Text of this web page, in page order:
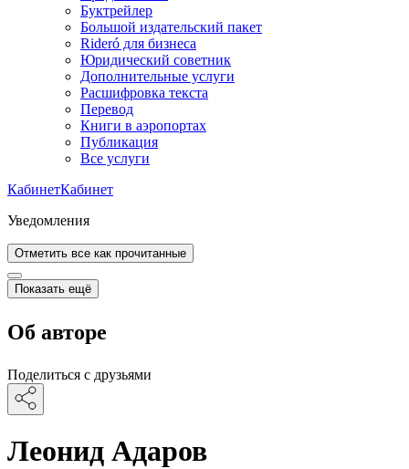
Буктрейлер
Большой издательский пакет
Rideró для бизнеса
Юридический советник
Дополнительные услуги
Расшифровка текста
Перевод
Книги в аэропортах
Публикация
Все услуги
КабинетКабинет
Уведомления
Отметить все как прочитанные
Показать ещё
Об авторе
Поделиться с друзьями
Леонид Адаров